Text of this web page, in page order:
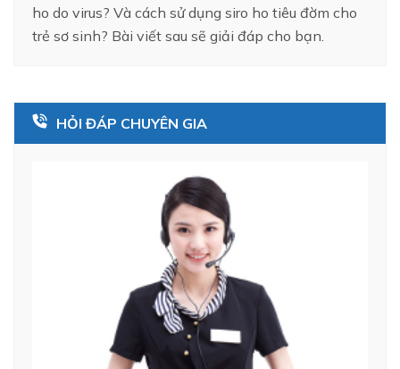
ho do virus? Và cách sử dụng siro ho tiêu đờm cho
trẻ sơ sinh? Bài viết sau sẽ giải đáp cho bạn.
HỎI ĐÁP CHUYÊN GIA